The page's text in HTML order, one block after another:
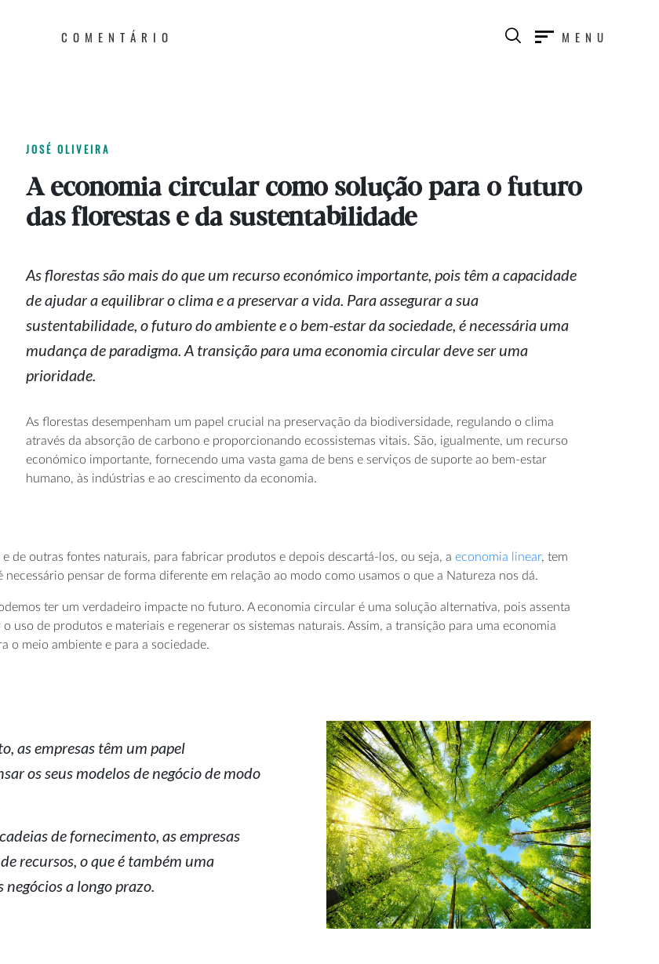
COMENTÁRIO MENU
JOSÉ OLIVEIRA
A economia circular como solução para o futuro
das florestas e da sustentabilidade
As florestas são mais do que um recurso económico importante, pois têm a capacidade
de ajudar a equilibrar o clima e a preservar a vida. Para assegurar a sua
sustentabilidade, o futuro do ambiente e o bem-estarda sociedade, é necessária uma
mudança de paradigma. A transição para uma economia circular deve ser uma
prioridade.
As florestas desempenham um papel crucial na preservação da biodiversidade, regulando o clima
através da absorção de carbono e proporcionando ecossistemas vitais. São, igualmente, um recurso
económico importante, fornecendo uma vasta gama de bens e serviços de suporte ao bem-estar
humano, às indústrias e ao crescimento da economia.
de outras fontes naturais, para fabricar produtos e depois descartá-los, ou seja, a economia linear, tem
pensar de forma diferente em relação ao modo como usamos o que a Natureza nos dá.
ter um verdadeiro impacte no futuro. A economia circular é uma solução alternativa, pois assenta
uso de produtos e materiais e regenerar os sistemas naturais. Assim, a transição para uma economia
o meio ambiente e para a sociedade.
as empresas têm um papel
os seus modelos de negócio de modo
de fornecimento, as empresas
recursos, o que é também uma
a longo prazo.